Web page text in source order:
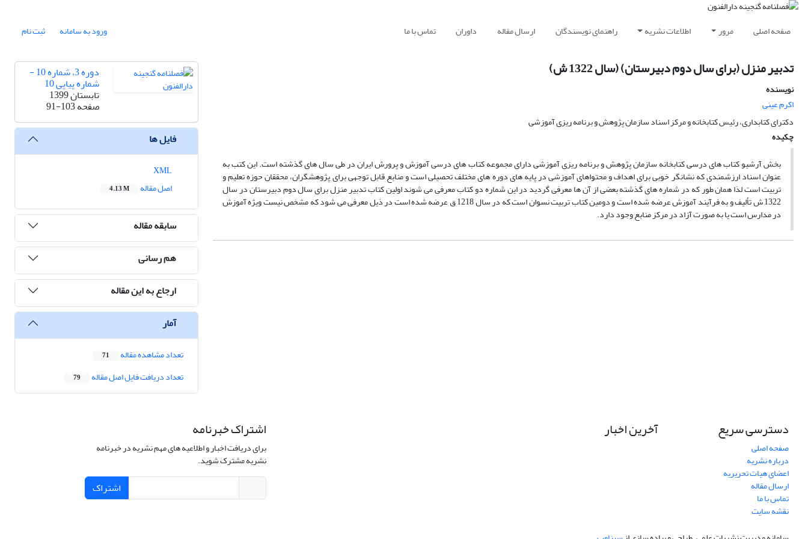
صفحه اصلی مرور اطلاعات نشریه راهنمای نویسندگان ارسال مقاله داوران تماس با ما ورود به سامانه ثبت نام
تدبیر منزل (برای سال دوم دبیرستان) (سال 1322 ش)
نویسنده
اکرم عینی
دکترای کتابداری، رئیس کتابخانه و مرکز اسناد سازمان پژوهش و برنامه ریزی آموزشی
چکیده
بخش آرشیو کتاب های درسی کتابخانه سازمان پژوهش و برنامه ریزی آموزشی دارای مجموعه کتاب های درسی آموزش و پرورش ایران در طی سال های گذشته است. این کتب به
عنوان اسناد ارزشمندی که نشانگر خوبی برای اهداف و محتواهای آموزشی در پایه های دوره های مختلف تحصیلی است و منابع قابل توجهی برای پژوهشگران، محققان حوزه تعلیم و
تربیت است لذا همان طور که در شماره های گذشته بعضی از آن ها معرفی گردید در این شماره دو کتاب معرفی می شوند اولین کتاب تدبیر منزل برای سال دوم دبیرستان در سال
1322 ش تألیف و به فرآیند آموزش عرضه شده است و دومین کتاب تربیت نسوان است که در سال 1218 ق عرضه شده است در ذیل معرفی می شود که مشخص نیست ویژه آموزش
در مدارس است یا به صورت آزاد در مرکز منابع وجود دارد.
دوره 3، شماره 10 -
شماره پیاپی 10
تابستان 1399
صفحه91-103
فایل ها
اصل مقاله
4.13 M
سابقه مقاله
هم رسانی
ارجاع به این مقاله
آمار
تعداد مشاهده مقاله 71
تعداد دریافت فایل اصل مقاله 79
دسترسی سریع
صفحه اصلی
درباره نشریه
اعضای هیات تحریریه
ارسال مقاله
تماس با ما
نقشه سایت
آخرین اخبار اشتراک خبرنامه
برای دریافت اخبار و اطلاعیه های مهم نشریه در خبرنامه
نشریه مشترک شوید.
اشتراک